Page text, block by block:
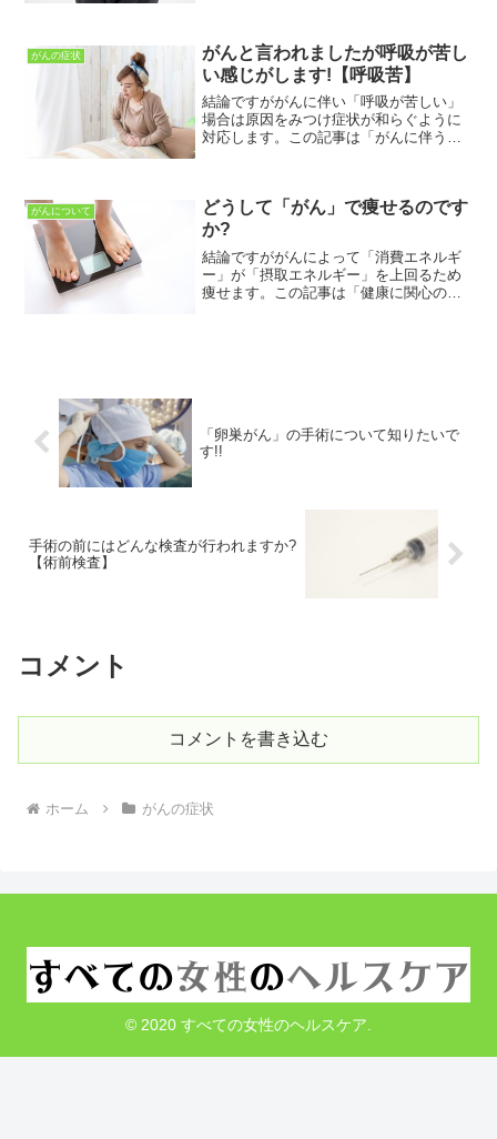
がんの症状
がんと言われましたが呼吸が苦し
い感じがします!【呼吸苦】
結論ですががんに伴い「呼吸が苦しい」
場合は原因をみつけ症状が和らぐように
対応します。この記事は「がんに伴う呼
で「がんに伴う呼吸苦」に...
がんについて
どうして「がん」で痩せるのです
か?
結論ですががんによって「消費エネルギ
ー」が「摂取エネルギー」を上回るため
痩せます。この記事は「健康に関心のあ
「卵巣がん」の手術について知りたいで
す!!
手術の前にはどんな検査が行われますか?
【術前検査】
コメント
コメントを書き込む
ホーム がんの症状
© 2020 すべての女性のヘルスケア.